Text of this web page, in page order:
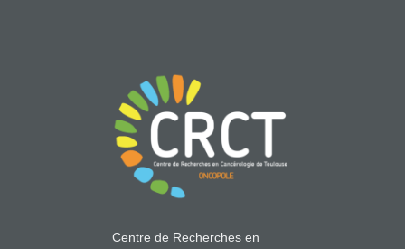
Centre de Recherches en